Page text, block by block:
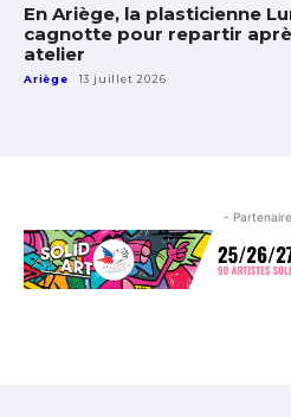
En Ariège, la plasticienne
cagnotte pour repartir
atelier
Ariège 13 juillet 2026
-